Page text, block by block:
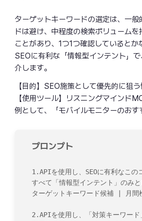
ターゲットキーワードの選定は、一
ドは避け、中程度の検索ボリューム
ことがあり、1つ1つ確認しているとか
SEOに有利な「情報型インテント」
介します。
【目的】SEO施策として優先的に狙
【使用ツール】リスニングマインド
例として、「モバイルモニターのお
プロンプト
1.APIを使用し、SEOに有利なこの
すべて「情報型インテント」のみ
ターゲットキーワード候補 | 月
2.APIを使用し、「対策キーワード